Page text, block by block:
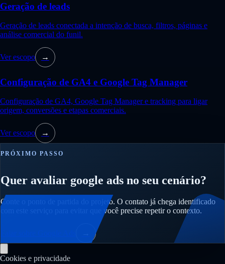
Geração de leads
Geração de leads conectada a intenção de busca, filtros, páginas e
análise comercial do funil.
Ver escopo →
Configuração de GA4 e Google Tag Manager
Configuração de GA4, Google Tag Manager e tracking para ligar
origem, conversões e etapas comerciais.
Ver escopo →
PRÓXIMO PASSO
Quer avaliar google ads no seu cenário?
Conte o ponto de partida do projeto. O contato já chega identificado
com este serviço para evitar que você precise repetir o contexto.
Cookies e privacidade